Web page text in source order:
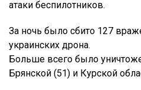
атаки беспилотников.
За ночь было сбито 127
украинских дрона.
Больше всего было
Брянской (51) и Курской